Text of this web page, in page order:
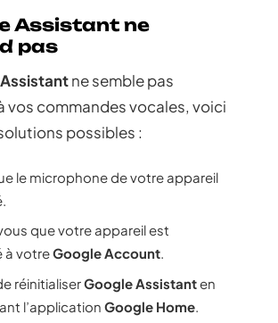
Assistant ne
pas
ne semble pas
vos commandes vocales, voici
possibles :
le microphone de votre appareil
que votre appareil est
à votreGoogle Account.
réinitialiserGoogle Assistanten
l’application Google Home